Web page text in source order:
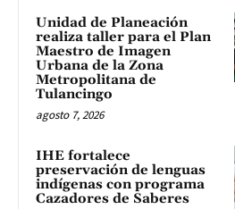
Unidad de Planeación
realiza taller para el Plan
Maestro de Imagen
Urbana de la Zona
Metropolitana de
Tulancingo
agosto 7, 2026
IHE fortalece
preservación de lenguas
indígenas con programa
Cazadores de Saberes